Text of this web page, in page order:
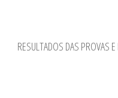
RESULTADOS DAS PROVAS